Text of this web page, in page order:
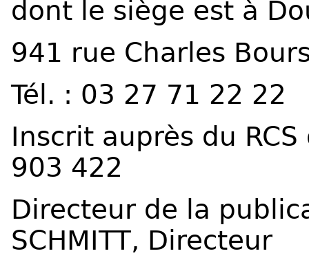
dont le siège est à
941 rue Charles
Tél. : 03 27 71 22 22
Inscrit auprès du
903 422
Directeur de la
SCHMITT, Directeur